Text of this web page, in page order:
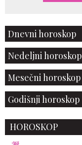
Dnevni horoskop
Nedeljni horoskop
Mesečni horoskop
Godišnji horoskop
HOROSKOP